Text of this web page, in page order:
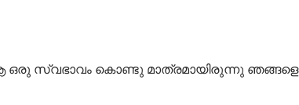
സ്വഭാവം കൊണ്ടു മാത്രമായിരുന്നു ഞങ്ങളെ